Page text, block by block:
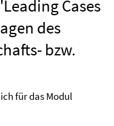
Cases
des
bzw.
für das Modul